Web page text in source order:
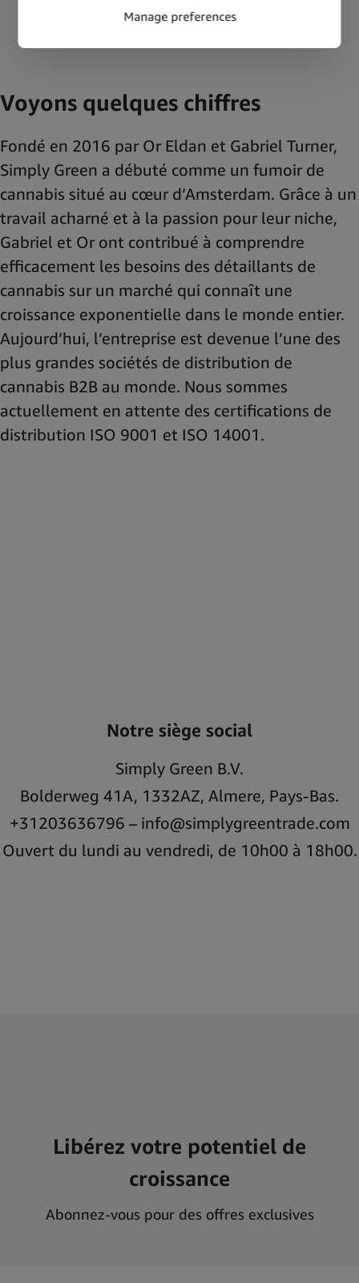
Voyons quelques chiffres
Fondé en 2016 par Or Eldan et Gabriel Turner,
Simply Green a débuté comme un fumoir de
cannabis situé au cœur d’Amsterdam. Grâce à un
travail acharné et à la passion pour leur niche,
Gabriel et Or ont contribué à comprendre
efficacement les besoins des détaillants de
cannabis sur un marché qui connaît une
croissance exponentielle dans le monde entier.
Aujourd’hui, l’entreprise est devenue l’une des
plus grandes sociétés de distribution de
cannabis B2B au monde. Nous sommes
actuellement en attente des certifications de
distribution ISO 9001 et ISO 14001.
Notre siège social
Simply Green B.V.
Bolderweg 41A, 1332AZ, Almere, Pays-Bas.
+31203636796 – info@simplygreentrade.com
Ouvert du lundi au vendredi, de 10h00 à 18h00.
Libérez votre potentiel de
croissance
Abonnez-vous pour des offres exclusives